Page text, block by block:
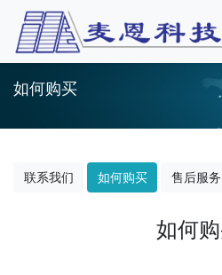
如何购买
联系我们 如何购买 售后服务
如何